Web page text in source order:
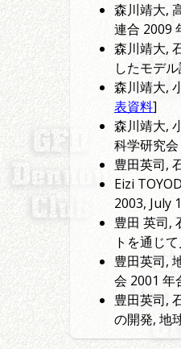
森川靖大,
連合 2009
森川靖大,
したモデ
森川靖大,
表資料]
森川靖大,
科学研究
豊田英司,
Eizi
2003, July
豊田 英司,
トを通じ
豊田英司,
会 2001 年
豊田英司,
の開発, 地